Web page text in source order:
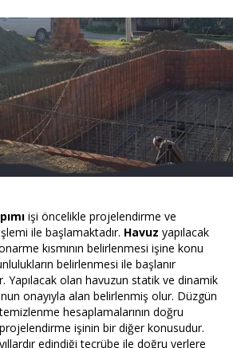
işi öncelikle projelendirme ve
ile başlamaktadır. Havuz yapılacak
kısmının belirlenmesi işine konu
belirlenmesi ile başlanır
Yapılacak olan havuzun statik ve dinamik
onayıyla alan belirlenmiş olur. Düzgün
hesaplamalarının doğru
projelendirme işinin bir diğer konusudur.
edindiği tecrübe ile doğru yerlere